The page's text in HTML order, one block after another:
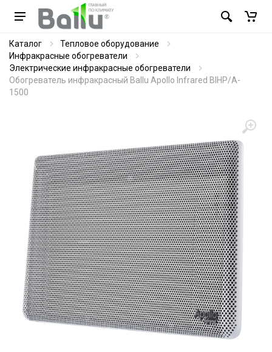
Каталог
Тепловое оборудование
Инфракрасные обогреватели
Электрические инфракрасные обогреватели
Обогреватель инфракрасный Ballu Apollo Infrared BIHP/A-
1500